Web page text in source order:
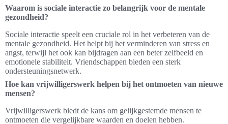
Waarom is sociale interactie zo belangrijk voor de mentale
gezondheid?
Sociale interactie speelt een cruciale rol in het verbeteren van de
mentale gezondheid. Het helpt bij het verminderen van stress en
angst, terwijl het ook kan bijdragen aan een beter zelfbeeld en
emotionele stabiliteit. Vriendschappen bieden een sterk
ondersteuningsnetwerk.
Hoe kan vrijwilligerswerk helpen bij het ontmoeten van nieuwe
mensen?
Vrijwilligerswerk biedt de kans om gelijkgestemde mensen te
ontmoeten die vergelijkbare waarden en doelen hebben.